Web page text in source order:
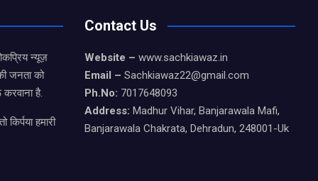
न्यूज़
जनता को
है.
हमारी
Contact Us
Website – www.sachkiawaz.in
Email – Sachkiawaz22@gmail.com
Ph.No: 7017648093
Address: Madhur Vihar, Banjarawala Mafi,
Banjarawala Chakrata, Dehradun, 248001-Uk